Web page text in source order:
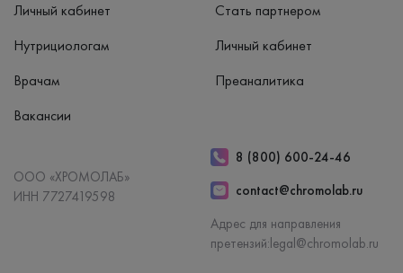
Личный кабинет
Нутрициологам
Врачам
Вакансии
Стать партнером
Личный кабинет
Преаналитика
ООО «ХРОМОЛАБ»
ИНН 7727419598
8 (800) 600-24-46
contact@chromolab.ru
Адрес для направления
претензий:legal@chromolab.ru